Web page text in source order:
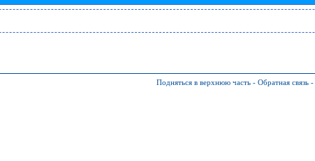
Подняться в верхнюю часть - Обратная связь -